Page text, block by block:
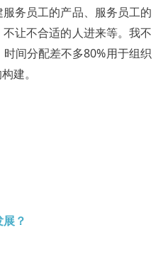
务员工的产品、服务员工的
让不合适的人进来等。我不
间分配差不多80%用于组织
建。
？